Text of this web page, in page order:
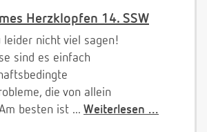
Herzklopfen 14. SSW
leider nicht viel sagen!
sind es einfach
die von allein
besten ist ... Weiterlesen ...